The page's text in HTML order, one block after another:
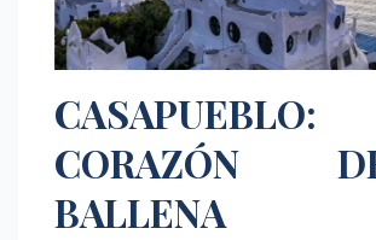
CORAZÓN
BALLENA